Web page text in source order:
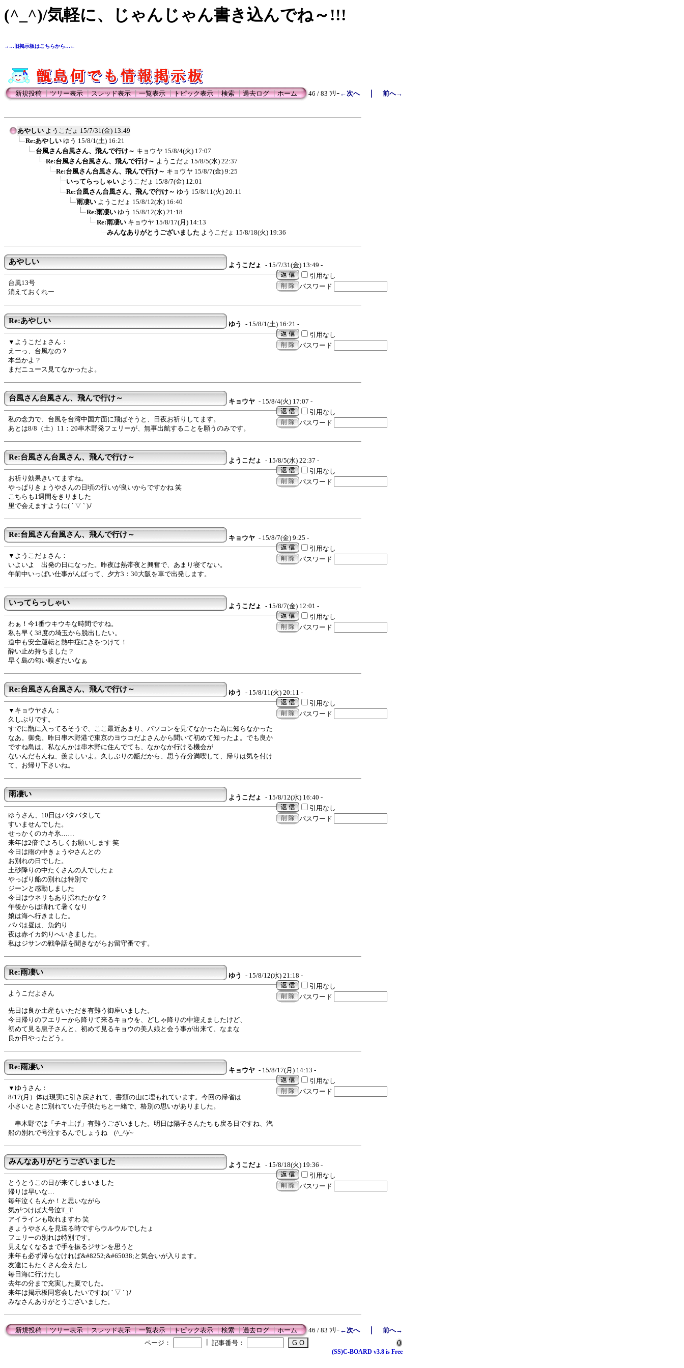
(^_^)/気軽に、じゃんじゃん書き込んでね～!!!
→…旧掲示板はこちらから…←
新規投稿┃ツリー表示┃スレッド表示┃一覧表示┃トピック表示┃検索┃過去ログ┃ホーム 46 / 83 ﾂﾘｰ ←次へ｜ 前へ→
あやしい ようこだょ 15/7/31(金) 13:49
Re:あやしい ゆう 15/8/1(土) 16:21
台風さん台風さん、飛んで行け～ キョウヤ 15/8/4(火) 17:07
Re:台風さん台風さん、飛んで行け～ ようこだょ 15/8/5(水) 22:37
Re:台風さん台風さん、飛んで行け～ キョウヤ 15/8/7(金) 9:25
いってらっしゃい ようこだょ 15/8/7(金) 12:01
Re:台風さん台風さん、飛んで行け～ ゆう 15/8/11(火) 20:11
雨凄い ようこだょ 15/8/12(水) 16:40
Re:雨凄い ゆう 15/8/12(水) 21:18
Re:雨凄い キョウヤ 15/8/17(月) 14:13
みんなありがとうございました ようこだょ 15/8/18(火) 19:36
あやしい ようこだょ - 15/7/31(金) 13:49 -
引用なし
パスワード
台風13号
消えておくれー
Re:あやしい ゆう
- 15/8/1(土) 16:21 -
引用なし
パスワード
▼ようこだょさん：
えーっ、台風なの？
本当かよ？
まだニュース見てなかったよ。
台風さん台風さん、飛んで行け～ キョウヤ - 15/8/4(火) 17:07 -
引用なし
パスワード
私の念力で、台風を台湾中国方面に飛ばそうと、日夜お祈りしてます。
あとは8/8（土）11：20串木野発フェリーが、無事出航することを願うのみです。
Re:台風さん台風さん、飛んで行け～ ようこだょ - 15/8/5(水) 22:37 -
引用なし
パスワード
お祈り効果きいてますね。
やっぱりきょうやさんの日頃の行いが良いからですかね 笑
こちらも1週間をきりました
里で会えますように( ´ ▽ ` )ﾉ
Re:台風さん台風さん、飛んで行け～ キョウヤ - 15/8/7(金) 9:25 -
引用なし
パスワード
▼ようこだょさん：
いよいよ 出発の日になった。昨夜は熱帯夜と興奮で、あまり寝てない。
午前中いっぱい仕事がんばって、夕方3：30大阪を車で出発します。
いってらっしゃい ようこだょ - 15/8/7(金) 12:01 -
引用なし
パスワード
わぁ！今1番ウキウキな時間ですね。
私も早く38度の埼玉から脱出したい。
道中も安全運転と熱中症にきをつけて！
酔い止め持ちました？
早く島の匂い嗅ぎたいなぁ
Re:台風さん台風さん、飛んで行け～ ゆう
- 15/8/11(火) 20:11 -
引用なし
パスワード
▼キョウヤさん：
久しぶりです。
すでに甑に入ってるそうで、ここ最近あまり、パソコンを見てなかった為に知らなかった
なあ。御免。昨日串木野港で東京のヨウコだよさんから聞いて初めて知ったよ。でも良か
ですね島は、私なんかは串木野に住んでても、なかなか行ける機会が
ないんだもんね、羨ましいよ。久しぶりの甑だから、思う存分満喫して、帰りは気を付け
て、お帰り下さいね。
雨凄い ようこだょ - 15/8/12(水) 16:40 -
引用なし
パスワード
ゆうさん、10日はバタバタして
すいませんでした。
せっかくのカキ氷……
来年は2倍でよろしくお願いします 笑
今日は雨の中きょうやさんとの
お別れの日でした。
土砂降りの中たくさんの人でしたょ
やっぱり船の別れは特別で
ジーンと感動しました
今日はウネリもあり揺れたかな？
午後からは晴れて暑くなり
娘は海へ行きました。
パパは昼は、魚釣り
夜は赤イカ釣りへいきました。
私はジサンの戦争話を聞きながらお留守番です。
Re:雨凄い ゆう
- 15/8/12(水) 21:18 -
引用なし
パスワード
ようこだよさん
先日は良か土産もいただき有難う御座いました。
今日帰りのフエリーから降りて来るキョウを、どしゃ降りの中迎えましたけど、
初めて見る息子さんと、初めて見るキョウの美人娘と会う事が出来て、なまな
良か日やったどう。
Re:雨凄い キョウヤ - 15/8/17(月) 14:13 -
引用なし
パスワード
▼ゆうさん：
8/17(月）体は現実に引き戻されて、書類の山に埋もれています。今回の帰省は
小さいときに別れていた子供たちと一緒で、格別の思いがありました。
串木野では「チキ上げ」有難うございました。明日は陽子さんたちも戻る日ですね、汽
船の別れで号泣するんでしょうね (^_^)/~
みんなありがとうございました ようこだょ - 15/8/18(火) 19:36 -
引用なし
パスワード
とうとうこの日が来てしまいました
帰りは早いな…
毎年泣くもんか！と思いながら
気がつけば大号泣T_T
アイラインも取れますわ 笑
きょうやさんを見送る時ですらウルウルでしたょ
フェリーの別れは特別です。
見えなくなるまで手を振るジサンを思うと
来年も必ず帰らなければ&#8252;&#65038;と気合いが入ります。
友達にもたくさん会えたし
毎日海に行けたし
去年の分まで充実した夏でした。
来年は掲示板同窓会したいですね( ´ ▽ ` )ﾉ
みなさんありがとうございました。
新規投稿┃ツリー表示┃スレッド表示┃一覧表示┃トピック表示┃検索┃過去ログ┃ホーム 46 / 83 ﾂﾘｰ ←次へ｜ 前へ→
ページ：
記事番号：
(SS)C-BOARD v3.8 is Free